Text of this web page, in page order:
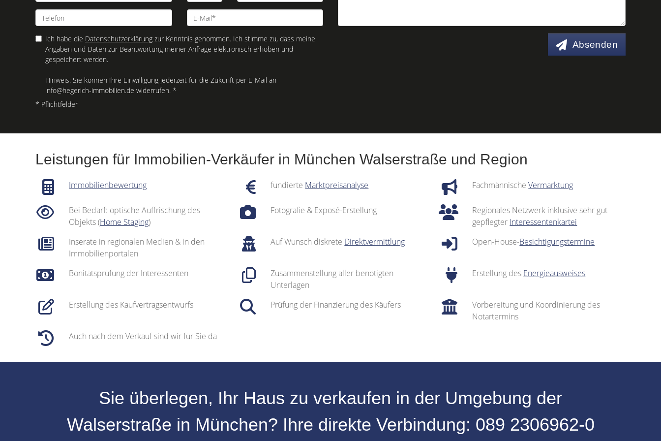
Ich habe die Datenschutzerklärung zur Kenntnis genommen. Ich stimme zu, dass meine
Angaben und Daten zur Beantwortung meiner Anfrage elektronisch erhoben und
gespeichert werden.
Hinweis: Sie können Ihre Einwilligung jederzeit für die Zukunft per E-Mail an
info@hegerich-immobilien.de widerrufen. *
* Pflichtfelder
Absenden
Leistungen für Immobilien-Verkäufer in München Walserstraße und Region
Immobilienbewertung fundierte Marktpreisanalyse FachmännischeVermarktung
Bei Bedarf: optische Auffrischung des
Objekts (Home Staging)
Fotografie & Exposé-Erstellung
Regionales Netzwerk inklusive sehr gut
gepflegter Interessentenkartei
Inserate in regionalen Medien & in den
Immobilienportalen
Auf Wunsch diskrete Direktvermittlung Open-House-Besichtigungstermine
Bonitätsprüfung der Interessenten
Zusammenstellung aller benötigten
Unterlagen
Erstellung des Energieausweises
Erstellung des Kaufvertragsentwurfs Prüfung der Finanzierung des Käufers
Vorbereitung und Koordinierung des
Notartermins
Auch nach dem Verkauf sind wir für Sie da
Sie überlegen, Ihr Haus zu verkaufen in der Umgebung der
Walserstraße in München? Ihre direkte Verbindung: 089 2306962-0